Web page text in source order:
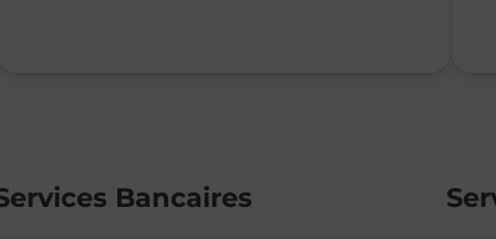
Bancaires